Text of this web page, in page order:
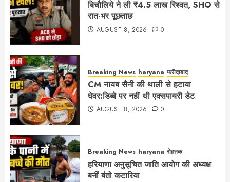
बिचौलिये ने ली ₹4.5 लाख रिश्वत, SHO से
रात-भर पूछताछ
AUGUST 8, 2026 0
Breaking News haryana फरीदाबाद
CM नायब सैनी की थाली से हटाया
घेवर:डिब्बे पर नहीं थी एक्सपायरी डेट
AUGUST 8, 2026 0
Breaking News haryana रोहतक
हरियाणा अनुसूचित जाति आयोग की अध्यक्ष
बनीं बंतो कटारिया